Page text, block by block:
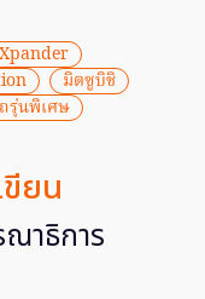
มิตซูบิชิ
รุ่นพิเศษ
ยน
าธิการ